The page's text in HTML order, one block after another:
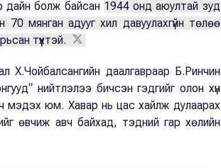
дайн болж байсан 1944 онд аюултай зуд
мянган адууг хил давуулахгүйн төлөө
түүхтэй.
Х.Чойбалсангийн даалгавраар Б.Ринчин
нийтлэлээ бичсэн гэдгийг олон хүн
юм. Хавар нь цас хайлж дулаарах
өвчиж авч байхад, тэдний гар хөлийн